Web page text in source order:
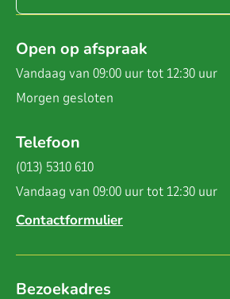
Open op afspraak
Vandaag van 09:00 uur tot 12:30 uur
Morgen gesloten
Telefoon
(013) 5310 610
Vandaag van 09:00 uur tot 12:30 uur
Contactformulier
Bezoekadres